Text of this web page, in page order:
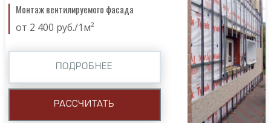
Монтаж вентилируемого фасада
от 2 400 руб./1м²
ПОДРОБНЕЕ
РАССЧИТАТЬ